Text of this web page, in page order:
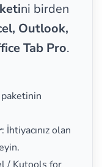
ni birden
Outlook,
Tab Pro.
: İhtiyacınız olan